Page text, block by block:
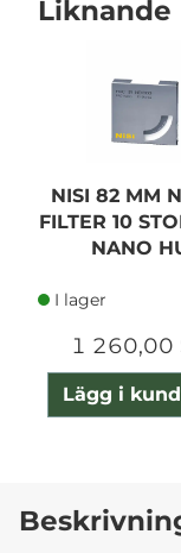
NISI 82 MM
FILTER 10
NANO
I lager
1 260,00
Lägg i